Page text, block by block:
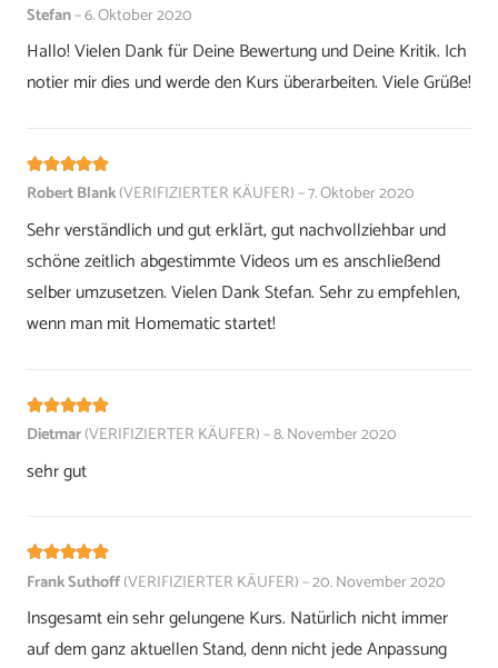
Stefan–6. Oktober 2020
Hallo! Vielen Dank für Deine Bewertung und Deine Kritik. Ich
notier mir dies und werde den Kurs überarbeiten. Viele Grüße!
Bewertet mit5von 5
Robert Blank(VERIFIZIERTER KÄUFER)–7. Oktober 2020
Sehr verständlich und gut erklärt, gut nachvollziehbar und
schöne zeitlich abgestimmte Videos um es anschließend
selber umzusetzen. Vielen Dank Stefan. Sehr zu empfehlen,
wenn man mit Homematic startet!
Bewertet mit5von 5
Dietmar(VERIFIZIERTER KÄUFER)–8. November 2020
sehr gut
Bewertet mit5von 5
Frank Suthoff(VERIFIZIERTER KÄUFER)–20. November 2020
Insgesamt ein sehr gelungene Kurs. Natürlich nicht immer
auf dem ganz aktuellen Stand, denn nicht jede Anpassung